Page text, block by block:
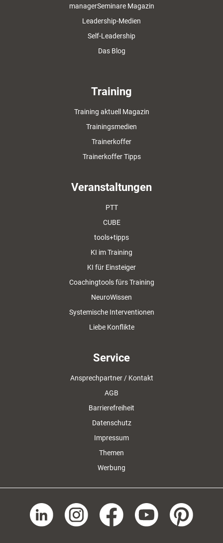
managerSeminare Magazin
Leadership-Medien
Self-Leadership
Das Blog
Training
Training aktuell Magazin
Trainingsmedien
Trainerkoffer
Trainerkoffer Tipps
Veranstaltungen
PTT
CUBE
tools+tipps
KI im Training
KI für Einsteiger
Coachingtools fürs Training
NeuroWissen
Systemische Interventionen
Liebe Konflikte
Service
Ansprechpartner / Kontakt
AGB
Barrierefreiheit
Datenschutz
Impressum
Themen
Werbung